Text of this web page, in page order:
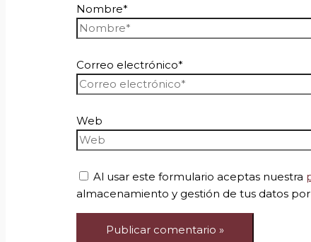
Nombre*
Correo electrónico*
Web
Al usar este formulario aceptas nuestra
almacenamiento y gestión de tus datos